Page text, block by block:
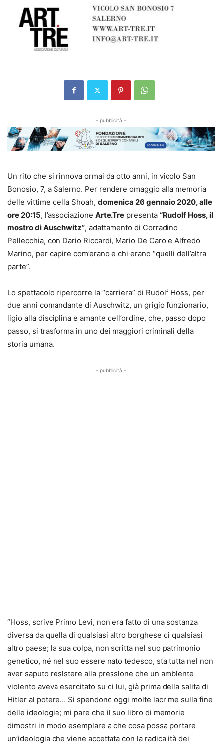
- pubblicità -
Un rito che si rinnova ormai da otto anni, in vicolo San
Bonosio, 7, a Salerno. Per rendere omaggio alla memoria
delle vittime della Shoah, domenica 26 gennaio 2020, alle
ore 20:15, l’associazione Arte.Tre presenta “Rudolf Hoss, il
mostro di Auschwitz”, adattamento di Corradino
Pellecchia, con Dario Riccardi, Mario De Caro e Alfredo
Marino, per capire com’erano e chi erano “quelli dell’altra
parte”.
Lo spettacolo ripercorre la “carriera” di Rudolf Hoss, per
due anni comandante di Auschwitz, un grigio funzionario,
ligio alla disciplina e amante dell’ordine, che, passo dopo
passo, si trasforma in uno dei maggiori criminali della
storia umana.
- pubblicità -
“Hoss, scrive Primo Levi, non era fatto di una sostanza
diversa da quella di qualsiasi altro borghese di qualsiasi
altro paese; la sua colpa, non scritta nel suo patrimonio
genetico, né nel suo essere nato tedesco, sta tutta nel non
aver saputo resistere alla pressione che un ambiente
violento aveva esercitato su di lui, già prima della salita di
Hitler al potere… Si spendono oggi molte lacrime sulla fine
delle ideologie; mi pare che il suo libro di memorie
dimostri in modo esemplare a che cosa possa portare
un’ideologia che viene accettata con la radicalità dei